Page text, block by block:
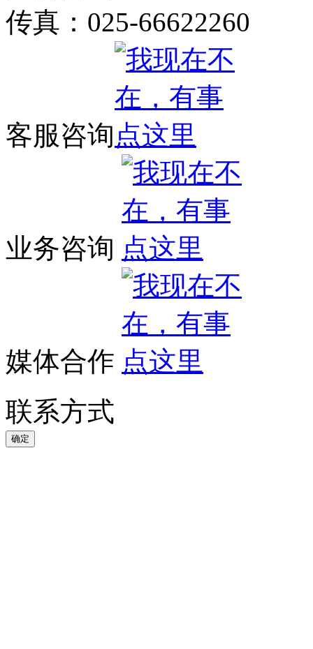
传真：025-66622260
客服咨询
业务咨询
媒体合作
联系方式
确定